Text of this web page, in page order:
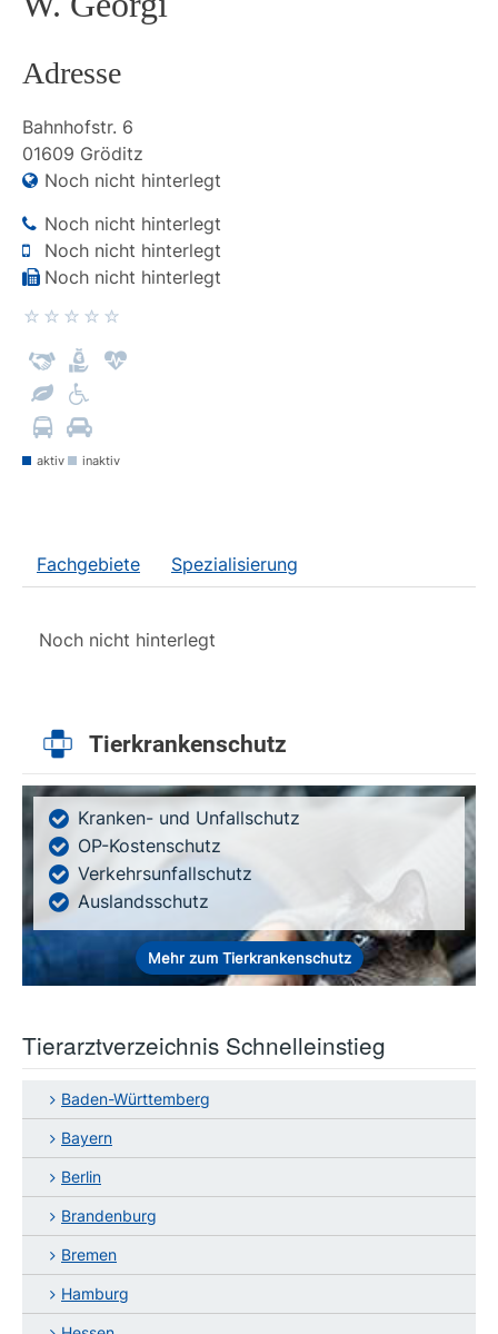
Adresse
Bahnhofstr. 6
01609 Gröditz
Noch nicht hinterlegt
Noch nicht hinterlegt
Noch nicht hinterlegt
Noch nicht hinterlegt
aktiv inaktiv
Fachgebiete Spezialisierung
Noch nicht hinterlegt
Tierkrankenschutz
Kranken- und Unfallschutz
OP-Kostenschutz
Verkehrsunfallschutz
Auslandsschutz
Mehr zum Tierkrankenschutz
Tierarztverzeichnis Schnelleinstieg
Baden-Württemberg
Bayern
Berlin
Brandenburg
Bremen
Hamburg